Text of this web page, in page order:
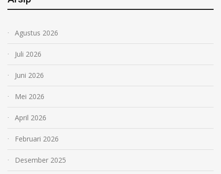
Agustus 2026
Juli 2026
Juni 2026
Mei 2026
April 2026
Februari 2026
Desember 2025